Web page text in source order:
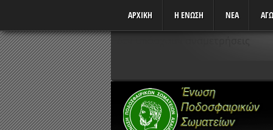
ΑΡΧΙΚΗ Η ΕΝΩΣΗ ΝΕΑ